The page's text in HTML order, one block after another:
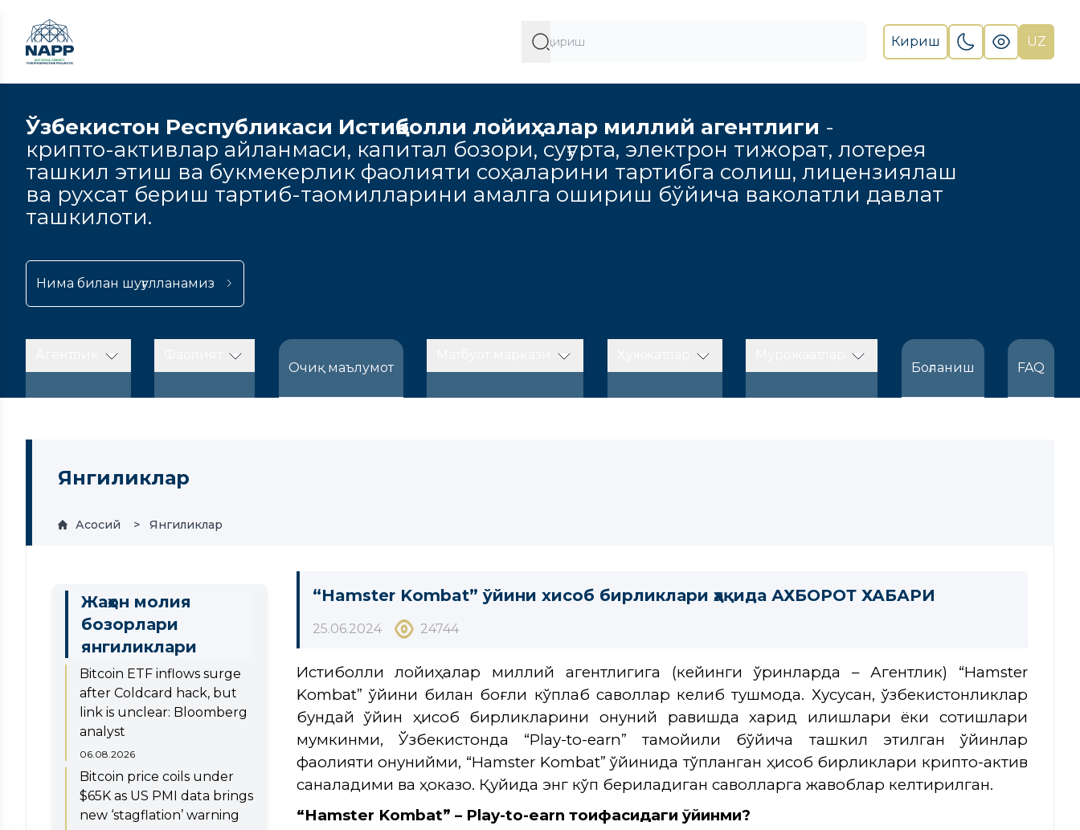
Кириш UZ
Ўзбекистон Республикаси Истиқболли лойиҳалар миллий агентлиги -
крипто-активлар айланмаси, капитал бозори, суғурта, электрон тижорат, лотерея
ташкил этиш ва букмекерлик фаолияти соҳаларини тартибга солиш, лицензиялаш
ва рухсат бериш тартиб-таомилларини амалга ошириш бўйича ваколатли давлат
ташкилоти.
Нима билан шуғулланамиз
Очиқ маълумот
Боғланиш
FAQ
Янгиликлар
Асосий Янгиликлар
Жаҳон молия
бозорлари
янгиликлари
Bitcoin ETF inflows surge
after Coldcard hack, but
link is unclear: Bloomberg
analyst
06.08.2026
Bitcoin price coils under
$65K as US PMI data brings
new ‘stagflation’ warning
“Hamster Kombat” ўйини хисоб бирликлари ҳақида АХБОРОТ ХАБАРИ
25.06.2024 24744
Истиқболли лойиҳалар миллий агентлигига (кейинги ўринларда – Агентлик) “Hamster
Kombat” ўйини билан боғлиқ кўплаб саволлар келиб тушмоқда. Хусусан, ўзбекистонликлар
бундай ўйин ҳисоб бирликларини қонуний равишда харид қилишлари ёки сотишлари
мумкинми, Ўзбекистонда “Play-to-earn” тамойили бўйича ташкил этилган ўйинлар
фаолияти қонунийми, “Hamster Kombat” ўйинида тўпланган ҳисоб бирликлари крипто-актив
саналадими ва ҳоказо. Қуйида энг кўп бериладиган саволларга жавоблар келтирилган.
“Hamster Kombat” – Play-to-earn тоифасидаги ўйинми?